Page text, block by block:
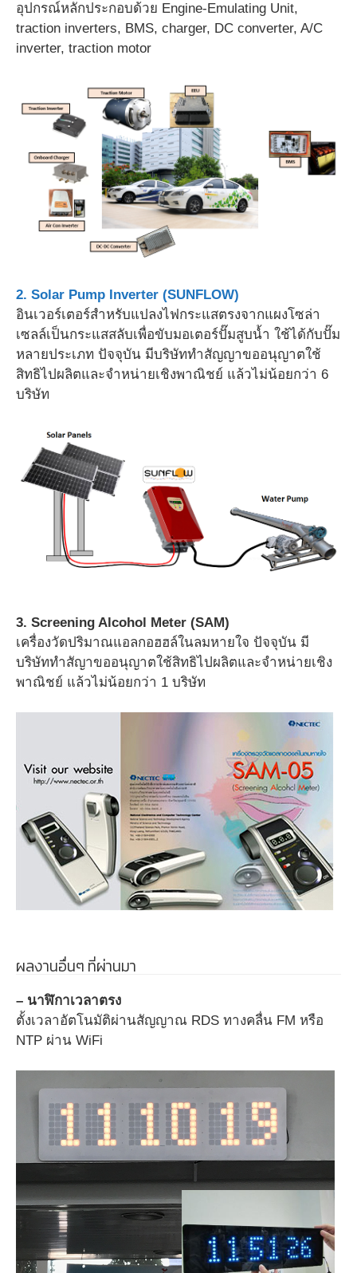
อุปกรณ์หลักประกอบด้วย Engine-Emulating Unit,
traction inverters, BMS, charger, DC converter, A/C
inverter, traction motor
2. Solar Pump Inverter (SUNFLOW)
อินเวอร์เตอร์สำหรับแปลงไฟกระแสตรงจากแผงโซล่า
เซลล์เป็นกระแสสลับเพื่อขับมอเตอร์ปั๊มสูบน้ำ ใช้ได้กับปั๊ม
หลายประเภท ปัจจุบัน มีบริษัททำสัญญาขออนุญาตใช้
สิทธิไปผลิตและจำหน่ายเชิงพาณิชย์ แล้วไม่น้อยกว่า 6
บริษัท
3. Screening Alcohol Meter (SAM)
เครื่องวัดปริมาณแอลกอฮฮล์ในลมหายใจ ปัจจุบัน มี
บริษัททำสัญาขออนุญาตใช้สิทธิไปผลิตและจำหน่ายเชิง
พาณิชย์ แล้วไม่น้อยกว่า 1 บริษัท
ผลงานอื่นๆ ที่ผ่านมา
– นาฬิกาเวลาตรง
ตั้งเวลาอัตโนมัติผ่านสัญญาณ RDS ทางคลื่น FM หรือ
NTP ผ่าน WiFi